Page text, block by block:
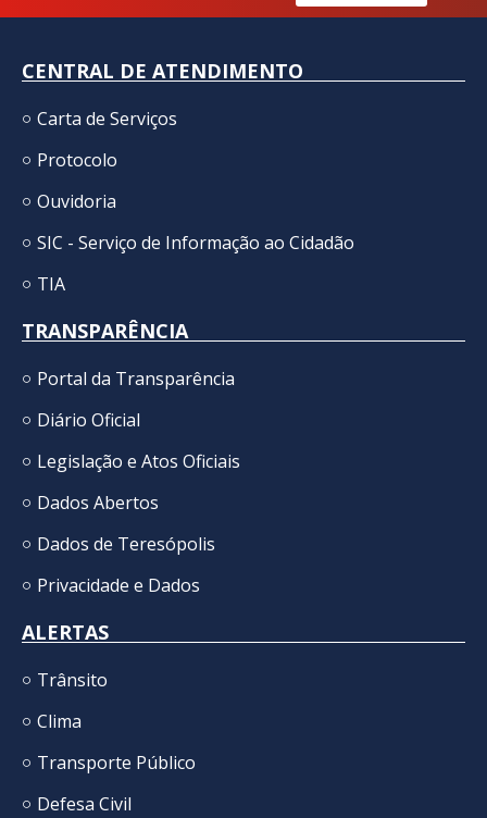
CENTRAL DE ATENDIMENTO
Carta de Serviços
Protocolo
Ouvidoria
SIC - Serviço de Informação ao Cidadão
TIA
TRANSPARÊNCIA
Portal da Transparência
Diário Oficial
Legislação e Atos Oficiais
Dados Abertos
Dados de Teresópolis
Privacidade e Dados
ALERTAS
Trânsito
Clima
Transporte Público
Defesa Civil